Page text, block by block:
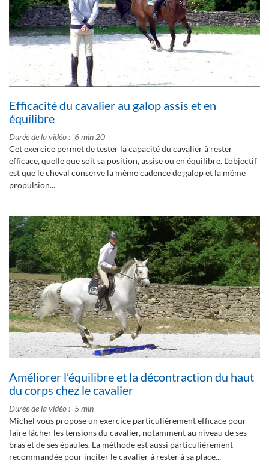
Efficacité du cavalier au galop assis et en
équilibre
Durée de la vidéo
6 min 20
Cet exercice permet de tester la capacité du cavalier à rester
efficace, quelle que soit sa position, assise ou en équilibre. L’objectif
est que le cheval conserve la même cadence de galop et la même
propulsion...
Améliorer l’équilibre et la décontraction du haut
du corps chez le cavalier
Durée de la vidéo
5 min
Michel vous propose un exercice particulièrement efficace pour
faire lâcher les tensions du cavalier, notamment au niveau de ses
bras et de ses épaules. La méthode est aussi particulièrement
recommandée pour inciter le cavalier à rester à sa place...